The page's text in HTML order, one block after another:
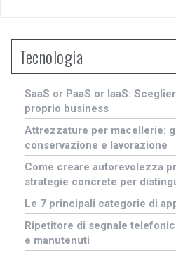
Tecnologia
SaaS or PaaS or IaaS:
proprio business
Attrezzature per macellerie:
conservazione e lavorazione
Come creare autorevolezza
strategie concrete per
Le 7 principali categorie di
Ripetitore di segnale
e manutenuti